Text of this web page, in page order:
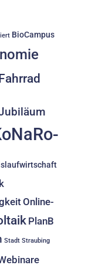
BioCampus
Online-
PlanB
Stadt Straubing